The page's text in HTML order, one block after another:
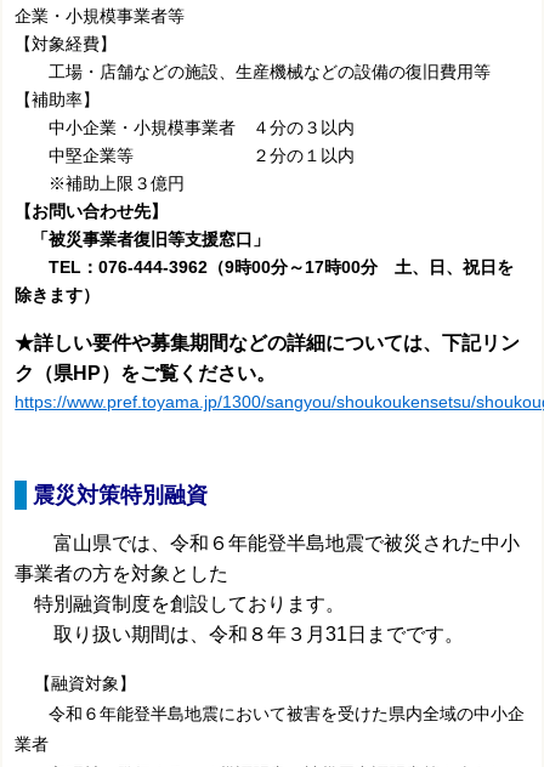
企業・小規模事業者等
【対象経費】
工場・店舗などの施設、生産機械などの設備の復旧費用等
【補助率】
中小企業・小規模事業者 ４分の３以内
中堅企業等 ２分の１以内
※補助上限３億円
【お問い合わせ先】
「被災事業者復旧等支援窓口」
TEL：076-444-3962（9時00分～17時00分 土、日、祝日を
除きます）
★詳しい要件や募集期間などの詳細については、下記リン
ク（県HP）をご覧ください。
https://www.pref.toyama.jp/1300/sangyou/shoukoukensetsu/
震災対策特別融資
富山県では、令和６年能登半島地震で被災された中小
事業者の方を対象とした
特別融資制度を創設しております。
取り扱い期間は、令和８年３月31日までです。
【融資対象】
令和６年能登半島地震において被害を受けた県内全域の中小企
業者